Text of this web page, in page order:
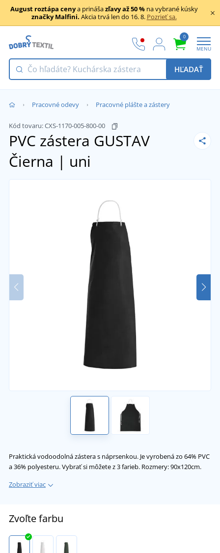
August roztápa cenya prinášazľavy až 50 %na vybrané kúsky
značky Malfini. Akcia trvá len do 16. 8. Pozrieť sa.
0
MENU
HĽADAŤ
Pracovné odevy Pracovné plášte a zástery
Kód tovaru:CXS-1170-005-800-00
PVC zástera GUSTAV
Čierna | uni
Praktická vodoodolná zástera s náprsenkou. Je vyrobená zo 64% PVC
a 36% polyesteru. Vybrať si môžete z 3 farieb. Rozmery: 90x120cm.
Zobraziť viac
Zvoľte farbu